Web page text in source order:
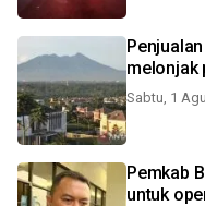
melonjak
Sabtu, 1
Pemkab
untuk